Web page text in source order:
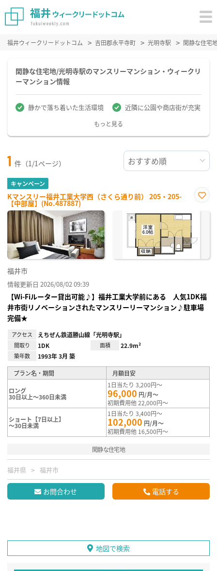
福井ウィークリードットコム 吉田郡永平寺町 光明寺駅 閑静な住宅
閑静な住宅地/光明寺駅のマンスリーマンション・ウィークリ
ーマンション情報
静かで落ち着いた生活環境 近隣に公園や商店街が充実
もっと見る
1 件（1/1ページ）
キャンペーン
Kマンスリー福井工業大学西（さくら通り前） 205・205-
【中部屋】(No.487887)
に入
福井市
情報更新日 2026/08/02 09:39
【Wi-Fiルーター貸出可能♪】福井工業大学前にある 人気1DK福
井市街リノベーションされたマンスリーリーマンション♪駐車場
完備★
アクセス えちぜん鉄道勝山線「光明寺駅」
間取り 1DK 面積 22.9m²
築年数 1993年 3月 築
プラン名・期間 月額目安
ロング
30日以上～360日未満
1日当たり 3,200円～
96,000 円/月～
初期費用他 22,000円～
ショート【7日以上】
～30日未満
1日当たり 3,400円～
102,000 円/月～
初期費用他 16,500円～
閑静な住宅地
福井県 福井市
お問合わせ 電話する
地図で検索